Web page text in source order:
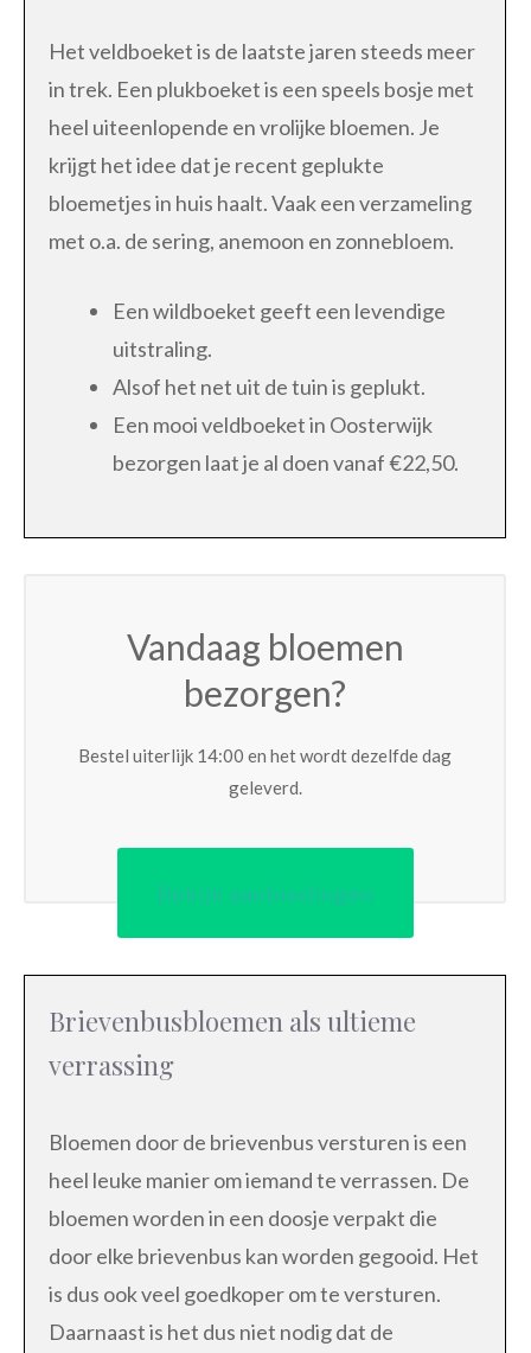
Het veldboeket is de laatste jaren steeds meer
in trek. Een plukboeket is een speels bosje met
heel uiteenlopende en vrolijke bloemen. Je
krijgt het idee dat je recent geplukte
bloemetjes in huis haalt. Vaak een verzameling
met o.a. de sering, anemoon en zonnebloem.
Een wildboeket geeft een levendige
uitstraling.
Alsof het net uit de tuin is geplukt.
Een mooi veldboeket in Oosterwijk
bezorgen laat je al doen vanaf €22,50.
Vandaag bloemen
bezorgen?
Bestel uiterlijk 14:00 en het wordt dezelfde dag
geleverd.
Bekijk aanbiedingen
Brievenbusbloemen als ultieme
verrassing
Bloemen door de brievenbus versturen is een
heel leuke manier om iemand te verrassen. De
bloemen worden in een doosje verpakt die
door elke brievenbus kan worden gegooid. Het
is dus ook veel goedkoper om te versturen.
Daarnaast is het dus niet nodig dat de